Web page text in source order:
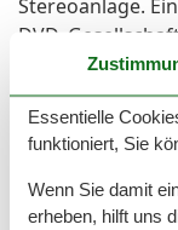
Stereoanlage.
DVD,
zur Verfügung.
mit
Geschirrspüler,
Toaster,
Maschine. Für
Kindergeschirr
Essentielle
funktioniert, Sie
Wenn Sie damit
erheben, hilft uns